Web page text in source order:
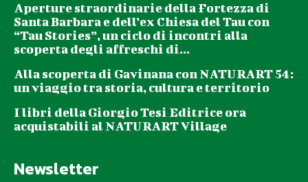
Aperture straordinarie della Fortezza di
Santa Barbara e dell’ex Chiesa del Tau con
“Tau Stories”, un ciclo di incontri alla
scoperta degli affreschi di...
Alla scoperta di Gavinana con NATURART 54:
un viaggio tra storia, cultura e territorio
I libri della Giorgio Tesi Editrice ora
acquistabili al NATURART Village
Newsletter